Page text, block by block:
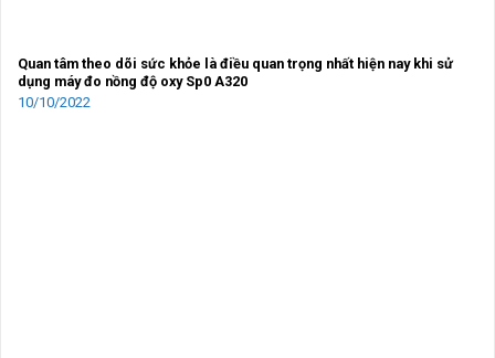
Quan tâm theo dõi sức khỏe là điều quan trọng nhất hiện nay khi sử
dụng máy đo nồng độ oxy Sp0 A320
10/10/2022